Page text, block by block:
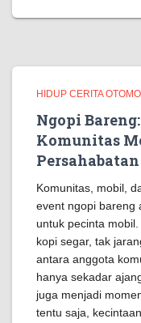
HIDUP CERITA
Ngopi
Komunitas
Persahabatan
Komunitas, mobil,
event ngopi bareng
untuk pecinta
kopi segar, tak
antara anggota
hanya sekadar
juga menjadi
tentu saja,